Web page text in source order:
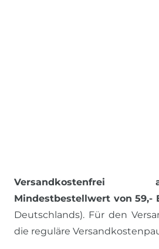
Mindestbestellwert von 59,-
Deutschlands). Für den
die reguläre